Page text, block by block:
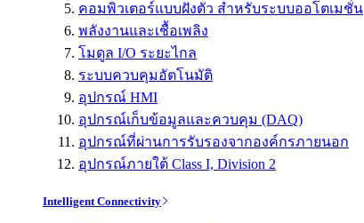
คอมพิวเตอร์แบบฝังตัว สำหรับระบบออโตเมชั่น
พลังงานและเชื้อเพลิง
โมดูล I/O ระยะไกล
ระบบควบคุมอัตโนมัติ
อุปกรณ์ HMI
อุปกรณ์เก็บข้อมูลและควบคุม (DAQ)
อุปกรณ์ที่ผ่านการรับรองจากองค์กรภายนอก
อุปกรณ์ภายใต้ Class I, Division 2
Intelligent Connectivity